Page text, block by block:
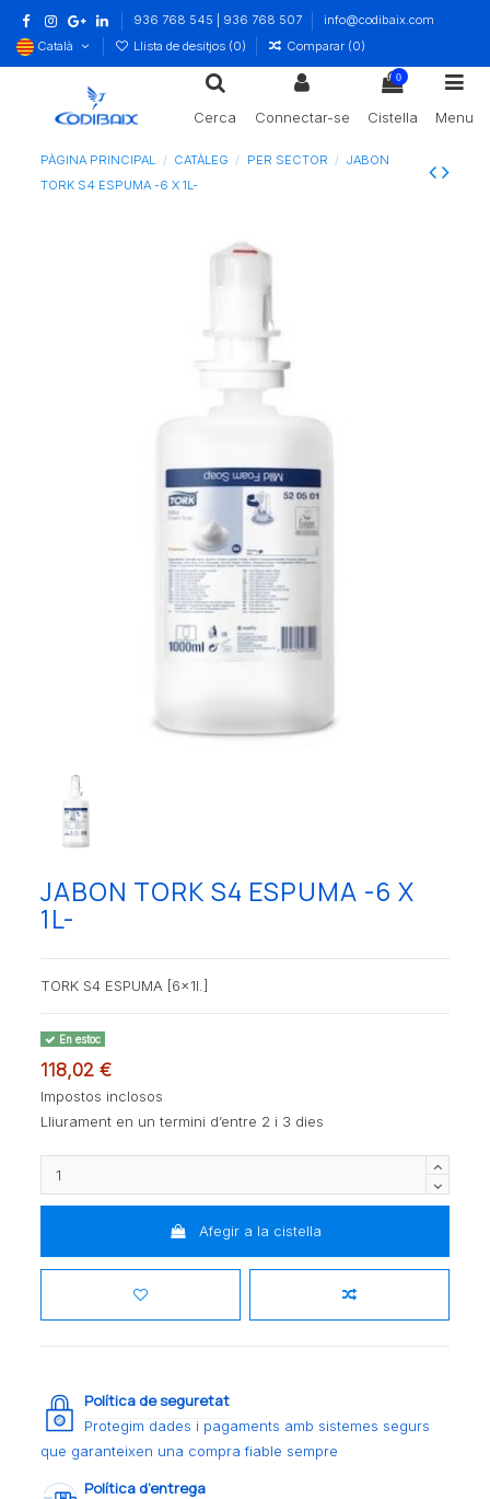
936 768 545 | 936 768 507
info@codibaix.com
Català
Llista de desitjos (0) Comparar (0)
Cerca Connectar-se
0
Cistella Menu
PÀGINA PRINCIPAL CATÀLEG PER SECTOR
JABON
TORK S4 ESPUMA -6 X 1L-
JABON TORK S4 ESPUMA -6 X
1L-
TORK S4 ESPUMA [6x1l.]
En estoc
118,02 €
Impostos inclosos
Lliurament en un termini d’entre 2 i 3 dies
Afegir a la cistella
Política de seguretat
Protegim dades i pagaments amb sistemes segurs
que garanteixen una compra fiable sempre
Política d’entrega